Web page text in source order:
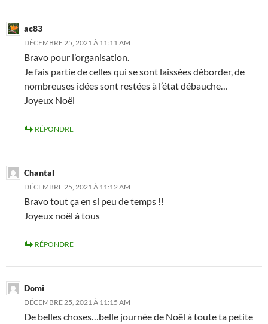
ac83
DÉCEMBRE 25, 2021 À 11:11 AM
Bravo pour l’organisation.
Je fais partie de celles qui se sont laissées déborder, de
nombreuses idées sont restées à l’état débauche…
Joyeux Noël
RÉPONDRE
Chantal
DÉCEMBRE 25, 2021 À 11:12 AM
Bravo tout ça en si peu de temps !!
Joyeux noël à tous
RÉPONDRE
Domi
DÉCEMBRE 25, 2021 À 11:15 AM
De belles choses…belle journée de Noël à toute ta petite